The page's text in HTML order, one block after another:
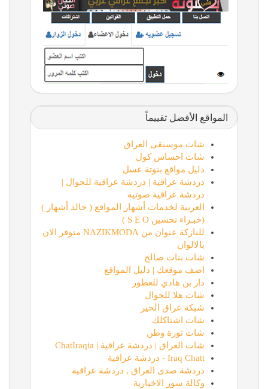
المواقع الأفضل تقييماً
شات موسيقى العراق
شات احساس كول
دليل مواقع بنوتة عسل
دردشة عراقية | دردشة عراقية للجوال |
دردشة عراقية صوتية
العربية لخدمات أشهار المواقع ( خالد أشهار )
(خبـراء تحسين S E O )
للنازكة عنوان من NAZIKMODA متوفر الان
بالالوان
شات بنات صالح
اضف موقعك | دليل المواقع
دار بن هادي للعطور
شات هلا للجوال
شبكة عراق الخير
شات اشتاكلك
شات ثورة وطن
شات العراق | دردشة عراقية | ChatIraqia
Iraq Chatt - دردشة عراقية
دردشة صدى العراق , دردشة عراقية
وكالة سور الاخبارية